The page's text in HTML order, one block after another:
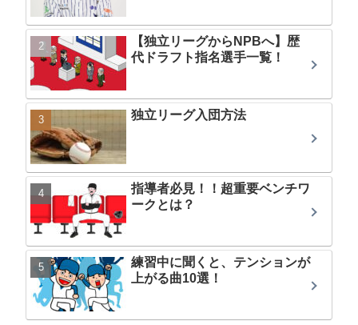
【独立リーグからNPBへ】歴
代ドラフト指名選手一覧！
独立リーグ入団方法
指導者必見！！超重要ベンチワ
ークとは？
練習中に聞くと、テンションが
上がる曲10選！